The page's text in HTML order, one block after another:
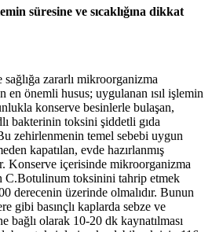
süresine ve sıcaklığına dikkat
zararlı mikroorganizma
en önemli husus; uygulanan ısıl işlemin
konserve besinlerle bulaşan,
bakterinin toksini şiddetli gıda
zehirlenmenin temel sebebi uygun
kapatılan, evde hazırlanmış
Konserve içerisinde mikroorganizma
C.Botulinum toksinini tahrip etmek
derecenin üzerinde olmalıdır. Bunun
gibi basınçlı kaplarda sebze ve
bağlı olarak 10-20 dk kaynatılması